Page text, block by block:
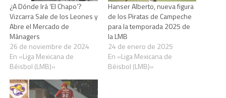
¿A Dónde Irá ‘El Chapo’?
Vizcarra Sale de los Leones y
Abre el Mercado de
Mánagers
26 de noviembre de 2024
En «Liga Mexicana de
Béisbol (LMB)»
Hanser Alberto, nueva figura
de los Piratas de Campeche
para la temporada 2025 de
la LMB
24 de enero de 2025
En «Liga Mexicana de
Béisbol (LMB)»